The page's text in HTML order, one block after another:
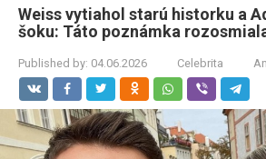
Weiss vytiahol starú historku a
šoku: Táto poznámka
Published by: 04.06.2026 Celebrita